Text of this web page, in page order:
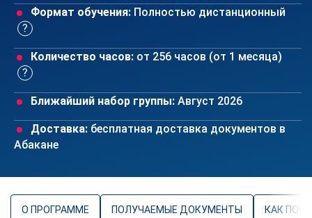
Формат обучения: Полностью дистанционный
Количество часов: от 256 часов (от 1 месяца)
Ближайший набор группы: Август 2026
Доставка: бесплатная доставка документов в
Абакане
О ПРОГРАММЕ ПОЛУЧАЕМЫЕ ДОКУМЕНТЫ КАК